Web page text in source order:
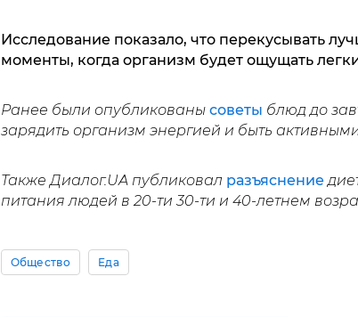
Исследование показало, что перекусывать
моменты, когда организм будет ощущать
Ранее были опубликованы советы блюд до
зарядить организм энергией и быть
Также Диалог.UA публиковал разъяснение
питания людей в 20-ти 30-ти и 40-летнем
Общество Еда